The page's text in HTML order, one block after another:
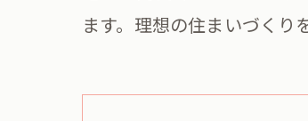
ます。理想の住まいづく